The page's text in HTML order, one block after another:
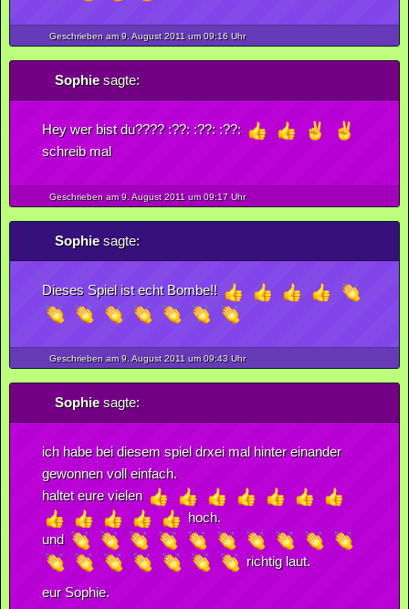
Geschrieben am 9. August2011 um 09:16 Uhr
Sophiesagte:
Hey wer bist du???? :??: :??: :??:
schreib mal
Geschrieben am 9. August2011 um 09:17 Uhr
Sophiesagte:
Dieses Spiel ist echt Bombe!!
Geschrieben am 9. August2011 um 09:43 Uhr
Sophiesagte:
ich habe bei diesem spiel drxei mal hinter einander
gewonnen voll einfach.
haltet eure vielen
hoch.
und
richtig laut.
eur Sophie.